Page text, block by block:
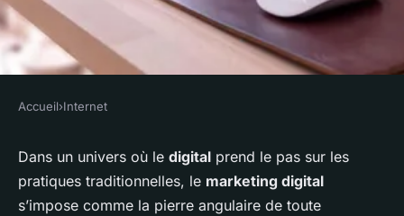
Réussir son marketing digital :
astuces et stratégies
Accueil›Internet
Dans un univers où le digital prend le pas sur les
pratiques traditionnelles, le marketing digital
s’impose comme la pierre angulaire de toute